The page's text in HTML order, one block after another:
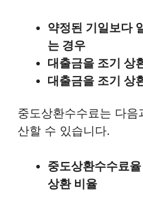
약정된 기일보다
는 경우
대출금을 조기 상
대출금을 조기 상
중도상환수수료는 다음
산할 수 있습니다.
중도상환수수료
상환 비율